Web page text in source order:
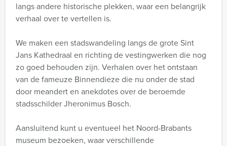
langs andere historische plekken, waar een belangrijk
verhaal over te vertellen is.
We maken een stadswandeling langs de grote Sint
Jans Kathedraal en richting de vestingwerken die nog
zo goed behouden zijn. Verhalen over het ontstaan
van de fameuze Binnendieze die nu onder de stad
door meandert en anekdotes over de beroemde
stadsschilder Jheronimus Bosch.
Aansluitend kunt u eventueel het Noord-Brabants
museum bezoeken, waar verschillende